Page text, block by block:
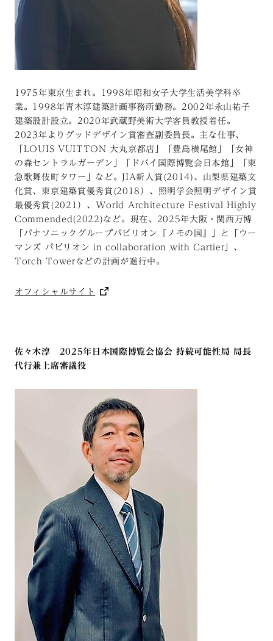
1975年東京生まれ。1998年昭和女子大学生活美学科卒
業。1998年青木淳建築計画事務所勤務。2002年永山祐子
建築設計設立。2020年武蔵野美術大学客員教授着任。
2023年よりグッドデザイン賞審査副委員長。主な仕事、
「LOUIS VUITTON 大丸京都店」「豊島横尾館」「女神
の森セントラルガーデン」「ドバイ国際博覧会日本館」「東
急歌舞伎町タワー」など。JIA新人賞(2014)、山梨県建築文
化賞、東京建築賞優秀賞(2018）、照明学会照明デザイン賞
最優秀賞(2021）、World Architecture Festival Highly
Commended(2022)など。現在、2025年大阪・関西万博
「パナソニックグループパビリオン『ノモの国』」と「ウー
マンズ パビリオン in collaboration with Cartier」、
Torch Towerなどの計画が進行中。
オフィシャルサイト
佐々木淳 2025年日本国際博覧会協会 持続可能性局 局長
代行兼上席審議役